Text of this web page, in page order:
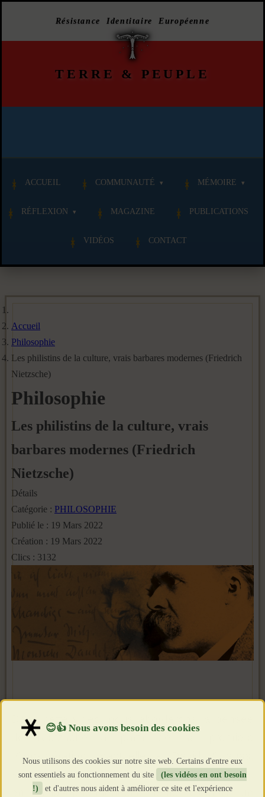
Résistance Identitaire Européenne
TERRE & PEUPLE
ACCUEIL COMMUNAUTÉ MÉMOIRE
RÉFLEXION MAGAZINE PUBLICATIONS
VIDÉOS CONTACT
Accueil
Philosophie
Les philistins de la culture, vrais barbares modernes (Friedrich
Nietzsche)
Philosophie
Les philistins de la culture, vrais
barbares modernes (Friedrich
Nietzsche)
Détails
Catégorie : PHILOSOPHIE
Publié le : 19 Mars 2022
Création : 19 Mars 2022
Clics : 3132
Dans cette vidéo, nous aborderons la pensée
de Nietzsche à partir de sa première
"Considération inactuelle - David Strauss,
sectateur et écrivain". Dans ce texte, Nietzsche,
en philosophe-médecin, tente d’établir un
Nous utilisons des cookies sur notre site web. Certains d'entre eux
sont essentiels au fonctionnement du site
(les vidéos en ont besoin
!)
et d'autres nous aident à améliorer ce site et l'expérience